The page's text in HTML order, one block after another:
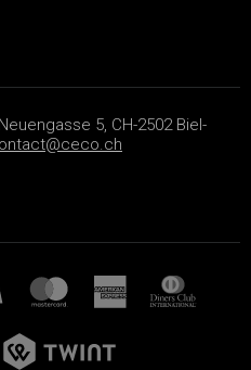
5, CH-2502 Biel-